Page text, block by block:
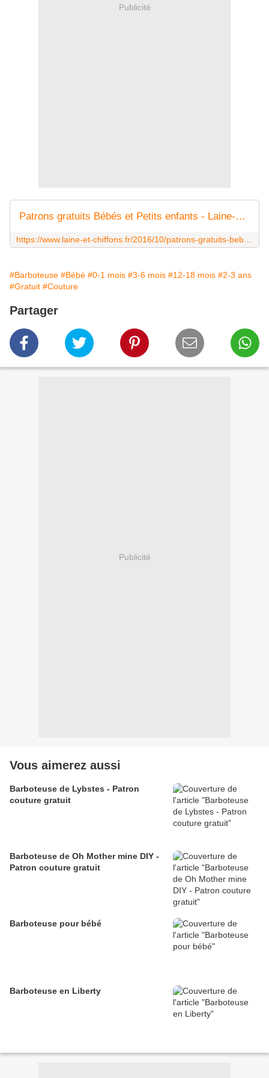
Publicité
Patrons gratuits Bébés et Petits enfants - Laine-et-Chiffons
#Barboteuse #Bébé #0-1 mois #3-6 mois #12-18 mois #2-3 ans
#Gratuit #Couture
Partager
Publicité
Vous aimerez aussi
Barboteuse de Lybstes - Patron
couture gratuit
Barboteuse de Oh Mother mine DIY -
Patron couture gratuit
Barboteuse pour bébé
Barboteuse en Liberty